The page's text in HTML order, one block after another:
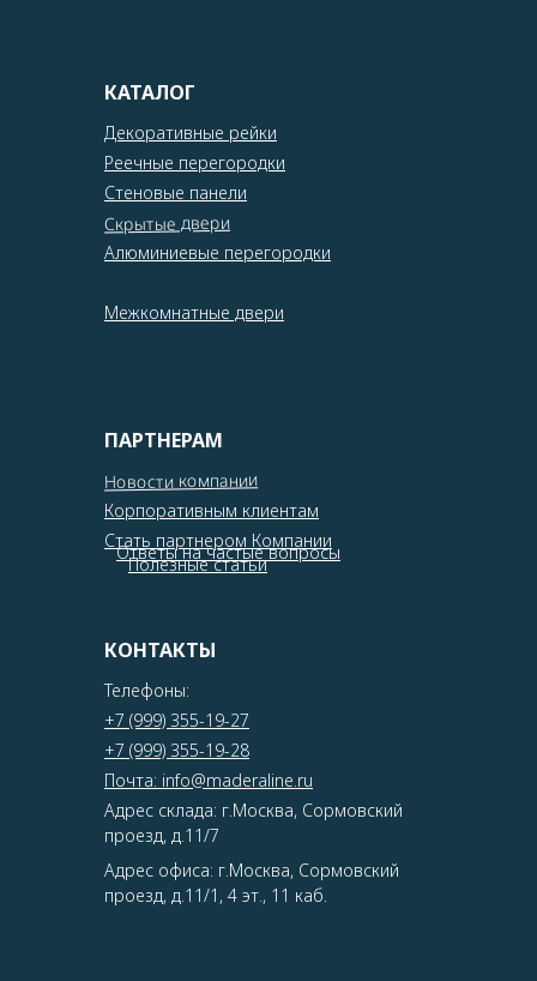
КАТАЛОГ
Декоративные рейки
Реечные перегородки
Стеновые панели
Скрытые двери
Алюминиевые перегородки
Межкомнатные двери
ПАРТНЕРАМ
Новости компании
Корпоративным клиентам
Полезные статьи
Ответы на частые вопросы
Стать партнером Компании
КОНТАКТЫ
Телефоны:
+7 (999) 355-19-27
+7 (999) 355-19-28
Почта: info@maderaline.ru
Адрес склада: г.Москва, Сормовский
проезд, д.11/7
Адрес офиса: г.Москва, Сормовский
проезд, д.11/1, 4 эт., 11 каб.